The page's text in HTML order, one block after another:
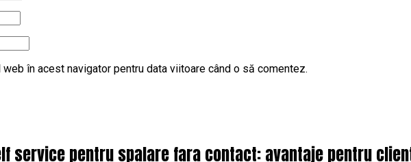
în acest navigator pentru data viitoare când o să comentez.
service pentru spalare fara contact: avantaje pentru